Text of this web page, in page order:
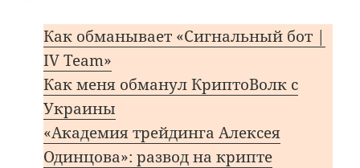
Как обманывает «Сигнальный бот |
IV Team»
Как меня обманул КриптоВолк с
Украины
«Академия трейдинга Алексея
Одинцова»: развод на крипте